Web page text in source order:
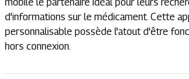
d'informations sur le médicament. Cette
personnalisable possède l'atout d'être
hors connexion.